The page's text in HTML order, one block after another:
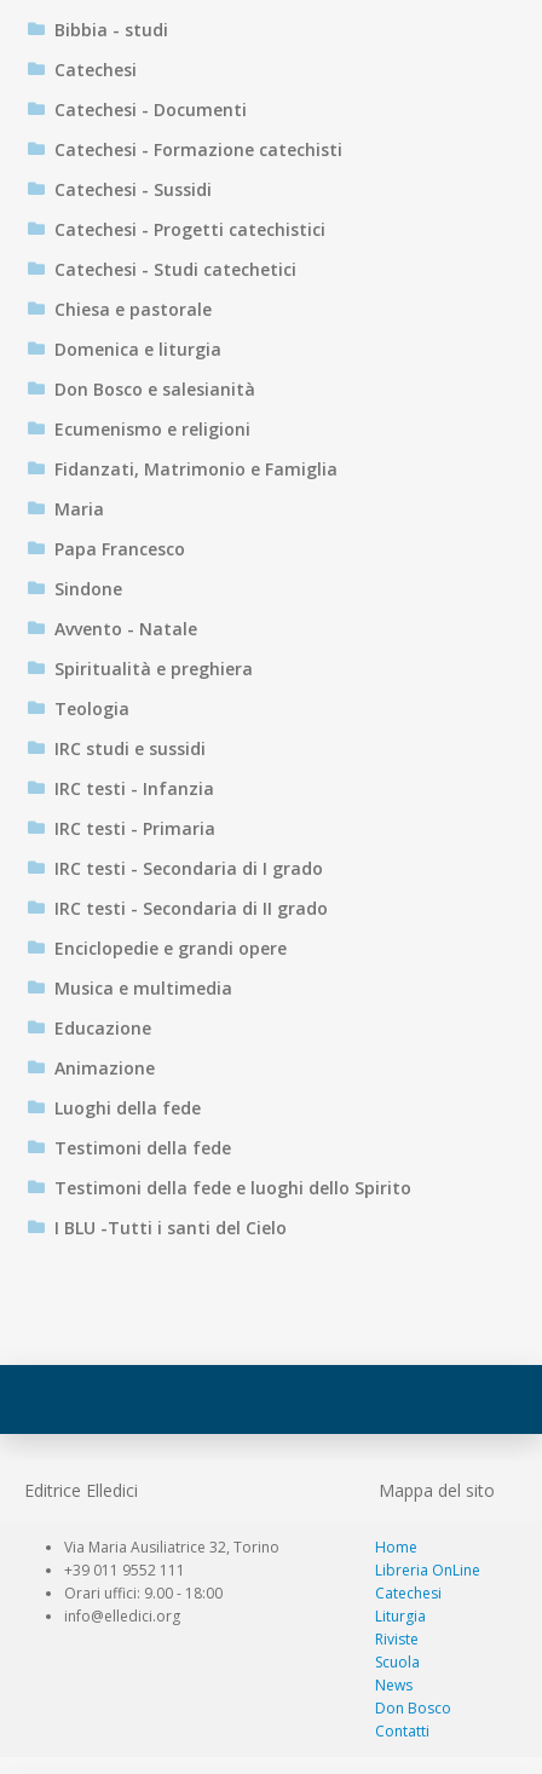
Bibbia - studi
Catechesi
Catechesi - Documenti
Catechesi - Formazione catechisti
Catechesi - Sussidi
Catechesi - Progetti catechistici
Catechesi - Studi catechetici
Chiesa e pastorale
Domenica e liturgia
Don Bosco e salesianità
Ecumenismo e religioni
Fidanzati, Matrimonio e Famiglia
Maria
Papa Francesco
Sindone
Avvento - Natale
Spiritualità e preghiera
Teologia
IRC studi e sussidi
IRC testi - Infanzia
IRC testi - Primaria
IRC testi - Secondaria di I grado
IRC testi - Secondaria di II grado
Enciclopedie e grandi opere
Musica e multimedia
Educazione
Animazione
Luoghi della fede
Testimoni della fede
Testimoni della fede e luoghi dello Spirito
I BLU -Tutti i santi del Cielo
Editrice Elledici Mappa del sito
Via Maria Ausiliatrice 32, Torino
+39 011 9552 111
Orari uffici: 9.00 - 18:00
info@elledici.org
Home
Libreria OnLine
Catechesi
Liturgia
Riviste
Scuola
News
Don Bosco
Contatti